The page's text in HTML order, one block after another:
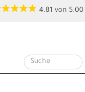
4.81 von 5.00